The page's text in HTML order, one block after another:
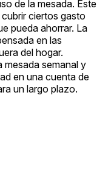
de la mesada. Este
ciertos gasto
pueda ahorrar. La
en las
del hogar.
mesada semanal y
en una cuenta de
un largo plazo.